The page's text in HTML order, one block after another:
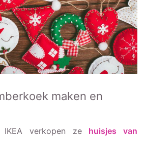
maken en
verkopen ze huisjes van